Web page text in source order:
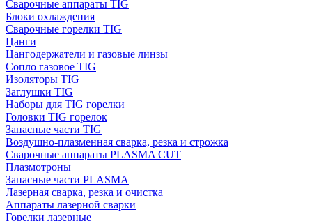
Сварочные аппараты TIG
Блоки охлаждения
Сварочные горелки TIG
Цанги
Цангодержатели и газовые линзы
Сопло газовое TIG
Изоляторы TIG
Заглушки TIG
Наборы для TIG горелки
Головки TIG горелок
Запасные части TIG
Воздушно-плазменная сварка, резка и строжка
Сварочные аппараты PLASMA CUT
Плазмотроны
Запасные части PLASMA
Лазерная сварка, резка и очистка
Аппараты лазерной сварки
Горелки лазерные